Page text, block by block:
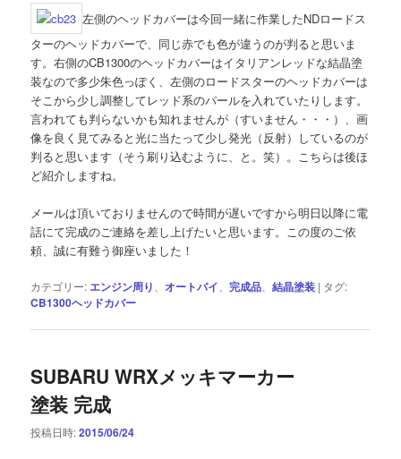
左側のヘッドカバーは今回一緒に作業したNDロードス
ターのヘッドカバーで、同じ赤でも色が違うのが判ると思いま
す。右側のCB1300のヘッドカバーはイタリアンレッドな結晶塗
装なので多少朱色っぽく、左側のロードスターのヘッドカバーは
そこから少し調整してレッド系のパールを入れていたりします。
言われても判らないかも知れませんが（すいません・・・）、画
像を良く見てみると光に当たって少し発光（反射）しているのが
判ると思います（そう刷り込むように、と。笑）。こちらは後ほ
ど紹介しますね。
メールは頂いておりませんので時間が遅いですから明日以降に電
話にて完成のご連絡を差し上げたいと思います。この度のご依
頼、誠に有難う御座いました！
カテゴリー: エンジン周り オートバイ 、完成品 、結晶塗装 | タグ:
CB1300ヘッドカバー
SUBARU WRXメッキマーカー
塗装 完成
投稿日時:2015/06/24